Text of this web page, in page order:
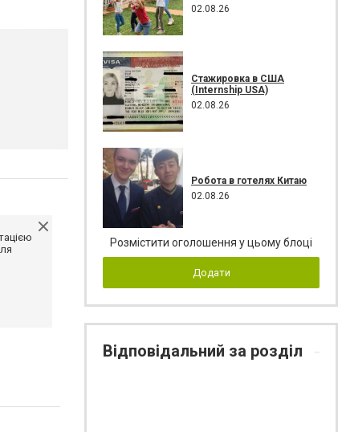
02.08.26
Стажировка в США
(Internship USA)
02.08.26
Робота в готелях Китаю
02.08.26
Розмістити оголошення у цьому блоці
Додати
Відповідальний за розділ